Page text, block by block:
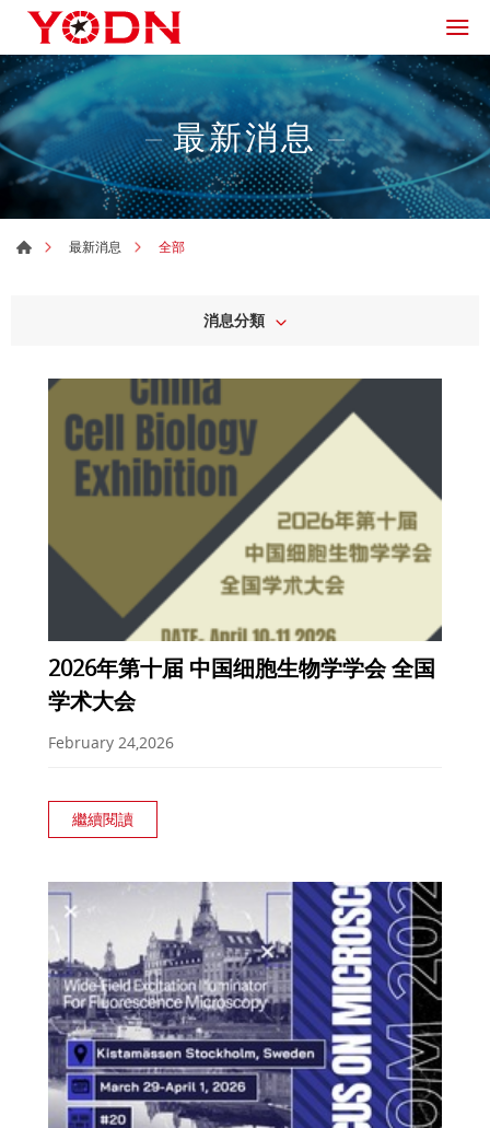
最新消息
最新消息 全部
消息分類
2026年第十届 中国细胞生物学学会 全国
学术大会
February 24,2026
繼續閱讀